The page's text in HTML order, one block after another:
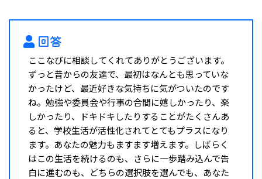
回答
ここなびに相談してくれてありがとうございます。
ずっと昔からの友達で、最初はなんとも思っていな
かったけど、最近好きな気持ちに気がついたのです
ね。勉強や委員会や行事の合間に嬉しかったり、楽
しかったり、ドキドキしたりすることがたくさんあ
ると、学校生活が活性化されてとてもプラスになり
ます。あなたの魅力もますます増えます。しばらく
はこの生活を続けるのも、さらに一歩踏み込んで告
白に進むのも、どちらの選択肢を選んでも、あなた